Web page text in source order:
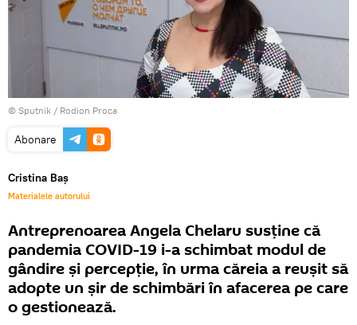
© Sputnik / Rodion Proca
Abonare
Cristina Baș
Materialele autorului
Antreprenoarea Angela Chelaru susține că
pandemia COVID-19 i-a schimbat modul de
gândire și percepție, în urma căreia a reușit să
adopte un șir de schimbări în afacerea pe care
o gestionează.